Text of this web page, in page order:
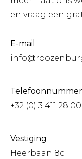
en vraag een
E-mail
Telefoonnummer
+32 (0) 3 411 28 00
Vestiging
Heerbaan 8c